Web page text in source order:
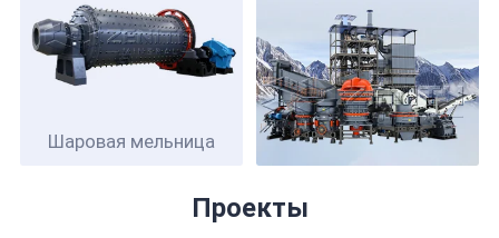
Шаровая мельница
Проекты